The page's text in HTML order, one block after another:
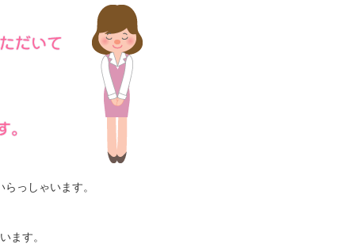
っしゃいます。
ます。